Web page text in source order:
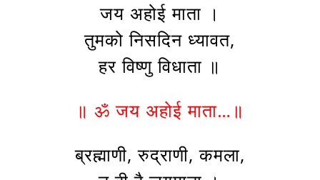
जय अहोई माता ।
तुमको निसदिन ध्यावत,
हर विष्णु विधाता ॥
॥ ॐ जय अहोई माता…॥
ब्रह्माणी, रुद्राणी, कमला,